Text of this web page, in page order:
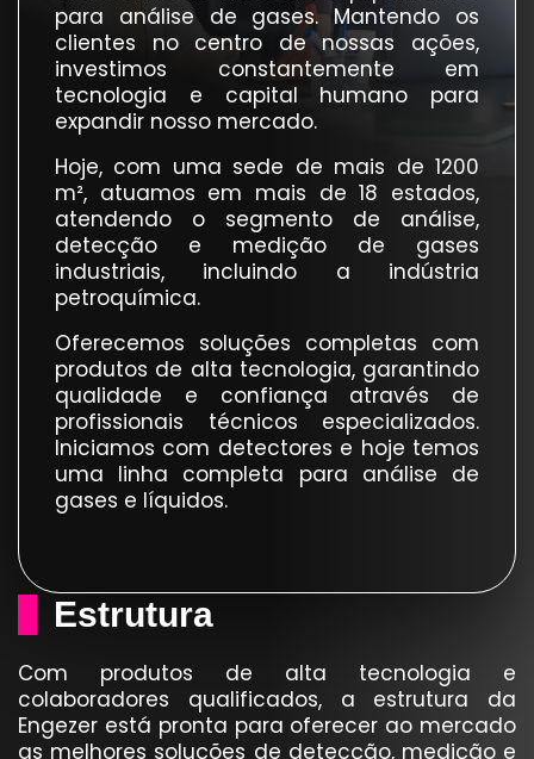
para análise de gases. Mantendo os
clientes no centro de nossas ações,
investimos constantemente em
tecnologia e capital humano para
expandir nosso mercado.
Hoje, com uma sede de mais de 1200
m², atuamos em mais de 18 estados,
atendendo o segmento de análise,
detecção e medição de gases
industriais, incluindo a indústria
petroquímica.
Oferecemos soluções completas com
produtos de alta tecnologia, garantindo
qualidade e confiança através de
profissionais técnicos especializados.
Iniciamos com detectores e hoje temos
uma linha completa para análise de
gases e líquidos.
Estrutura
Com produtos de alta tecnologia e
colaboradores qualificados, a estrutura da
Engezer está pronta para oferecer ao mercado
as melhores soluções de detecção, medição e